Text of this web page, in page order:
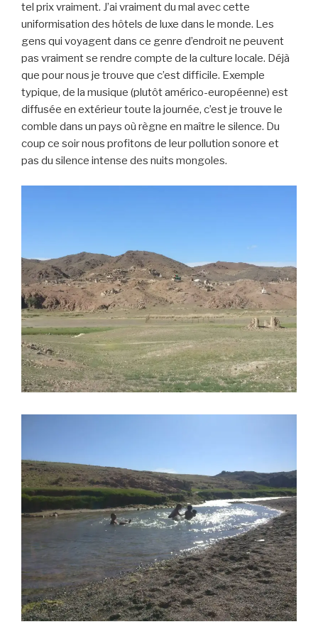
tel prix vraiment. J’ai vraiment du mal avec cette
uniformisation des hôtels de luxe dans le monde. Les
gens qui voyagent dans ce genre d’endroit ne peuvent
pas vraiment se rendre compte de la culture locale. Déjà
que pour nous je trouve que c’est difficile. Exemple
typique, de la musique (plutôt américo-européenne) est
diffusée en extérieur toute la journée, c’est je trouve le
comble dans un pays où règne en maître le silence. Du
coup ce soir nous profitons de leur pollution sonore et
pas du silence intense des nuits mongoles.